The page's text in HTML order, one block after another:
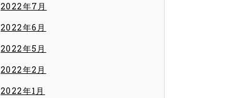
2022年7月
2022年6月
2022年5月
2022年2月
2022年1月